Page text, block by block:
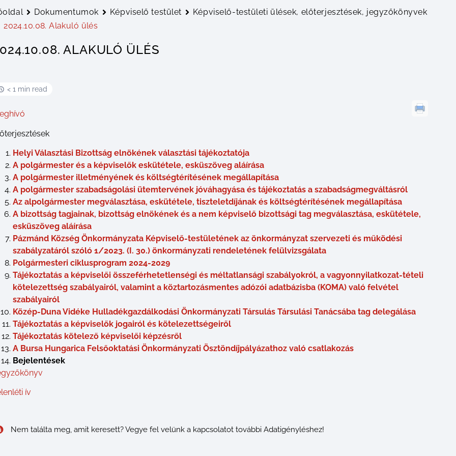
Dokumentumok Képviselő testület
Képviselő-testületi ülések, előterjesztések, jegyzőkönyvek
2024.10.08. Alakuló ülés
ALAKULÓ ÜLÉS
< 1 min read
Helyi Választási Bizottság elnökének választási tájékoztatója
A polgármester és a képviselők eskütétele, esküszöveg aláírása
A polgármester illetményének és költségtérítésének megállapítása
A polgármester szabadságolási ütemtervének jóváhagyása és tájékoztatás a szabadságmegváltásról
Az alpolgármester megválasztása, eskütétele, tiszteletdíjának és költségtérítésének megállapítása
A bizottság tagjainak, bizottság elnökének és a nem képviselő bizottsági tag megválasztása, eskütétele,
esküszöveg aláírása
Pázmánd Község Önkormányzata Képviselő-testületének az önkormányzat szervezeti és működési
szabályzatáról szóló 1/2023. (I. 30.) önkormányzati rendeletének felülvizsgálata
Polgármesteri ciklusprogram 2024-2029
Tájékoztatás a képviselői összeférhetetlenségi és méltatlansági szabályokról, a vagyonnyilatkozat-tételi
kötelezettség szabályairól, valamint a köztartozásmentes adózói adatbázisba (KOMA) való felvétel
szabályairól
Közép-Duna Vidéke Hulladékgazdálkodási Önkormányzati Társulás Társulási Tanácsába tag delegálása
Tájékoztatás a képviselők jogairól és kötelezettségeiről
Tájékoztatás kötelező képviselői képzésről
A Bursa Hungarica Felsőoktatási Önkormányzati Ösztöndíjpályázathoz való csatlakozás
Bejelentések
ív
Nem találta meg, amit keresett? Vegye fel velünk a kapcsolatot további Adatigényléshez!